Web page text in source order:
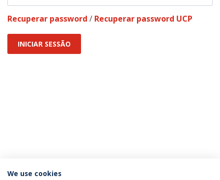
Recuperar password / Recuperar password UCP
INICIAR SESSÃO
We use cookies